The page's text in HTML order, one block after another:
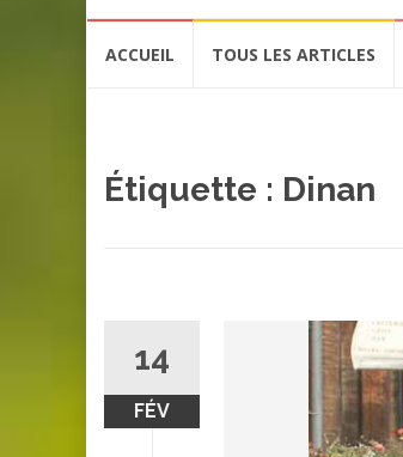
ACCUEIL TOUS LES ARTICLES
Étiquette : Dinan
14
FÉV